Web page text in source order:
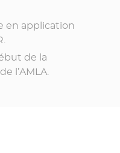
en application
.
de la
l’AMLA.